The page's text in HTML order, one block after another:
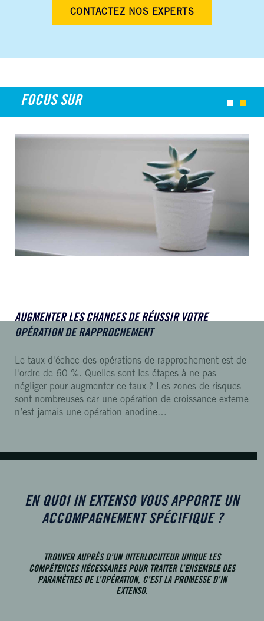
CONTACTEZ NOS EXPERTS
FOCUS SUR
AUGMENTER LES CHANCES DE RÉUSSIR VOTRE
OPÉRATION DE RAPPROCHEMENT
Le taux d'échec des opérations de rapprochement est de
l'ordre de 60 %. Quelles sont les étapes à ne pas
négliger pour augmenter ce taux ? Les zones de risques
sont nombreuses car une opération de croissance externe
n’est jamais une opération anodine…
EN QUOI IN EXTENSO VOUS APPORTE UN
ACCOMPAGNEMENT SPÉCIFIQUE ?
TROUVER AUPRÈS D’UN INTERLOCUTEUR UNIQUE LES
COMPÉTENCES NÉCESSAIRES POUR TRAITER L’ENSEMBLE DES
PARAMÈTRES DE L’OPÉRATION, C’EST LA PROMESSE D’IN
EXTENSO.